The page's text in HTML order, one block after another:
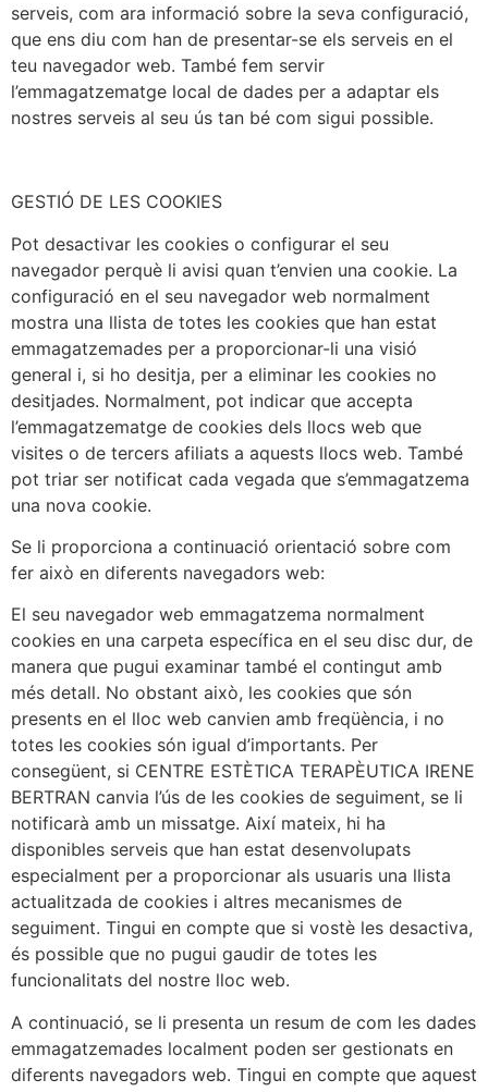
serveis, com ara informació sobre la seva configuració,
que ens diu com han de presentar-se els serveis en el
teu navegador web. També fem servir
l’emmagatzematge local de dades per a adaptar els
nostres serveis al seu ús tan bé com sigui possible.
GESTIÓ DE LES COOKIES
Pot desactivar les cookies o configurar el seu
navegador perquè li avisi quan t’envien una cookie. La
configuració en el seu navegador web normalment
mostra una llista de totes les cookies que han estat
emmagatzemades per a proporcionar-li una visió
general i, si ho desitja, per a eliminar les cookies no
desitjades. Normalment, pot indicar que accepta
l’emmagatzematge de cookies dels llocs web que
visites o de tercers afiliats a aquests llocs web. També
pot triar ser notificat cada vegada que s’emmagatzema
una nova cookie.
Se li proporciona a continuació orientació sobre com
fer això en diferents navegadors web:
El seu navegador web emmagatzema normalment
cookies en una carpeta específica en el seu disc dur, de
manera que pugui examinar també el contingut amb
més detall. No obstant això, les cookies que són
presents en el lloc web canvien amb freqüència, i no
totes les cookies són igual d’importants. Per
consegüent, si CENTRE ESTÈTICA TERAPÈUTICA IRENE
BERTRAN canvia l’ús de les cookies de seguiment, se li
notificarà amb un missatge. Així mateix, hi ha
disponibles serveis que han estat desenvolupats
especialment per a proporcionar als usuaris una llista
actualitzada de cookies i altres mecanismes de
seguiment. Tingui en compte que si vostè les desactiva,
és possible que no pugui gaudir de totes les
funcionalitats del nostre lloc web.
A continuació, se li presenta un resum de com les dades
emmagatzemades localment poden ser gestionats en
diferents navegadors web. Tingui en compte que aquest